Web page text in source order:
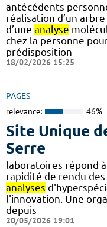
antécédents
réalisation d’un
d’une analyse
chez la personne
prédisposition
18/02/2026 15:25
PAGES
relevance: 46%
Site Unique
Serre
laboratoires répond
rapidité de rendu
analyses
l'innovation. Une
depuis
20/05/2026 19:01